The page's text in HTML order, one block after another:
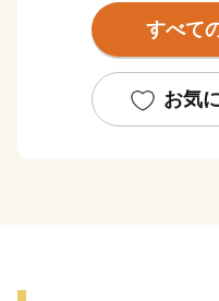
通じて感動できる景観
の岡山県立森林公園、
場・・・・・。鏡野町
さがあります。それぞ
すべて
お気